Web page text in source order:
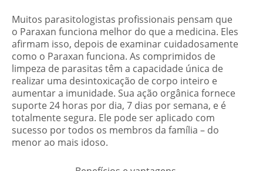
Muitos parasitologistas profissionais pensam que
o Paraxan funciona melhor do que a medicina. Eles
afirmam isso, depois de examinar cuidadosamente
como o Paraxan funciona. As comprimidos de
limpeza de parasitas têm a capacidade única de
realizar uma desintoxicação de corpo inteiro e
aumentar a imunidade. Sua ação orgânica fornece
suporte 24 horas por dia, 7 dias por semana, e é
totalmente segura. Ele pode ser aplicado com
sucesso por todos os membros da família – do
menor ao mais idoso.